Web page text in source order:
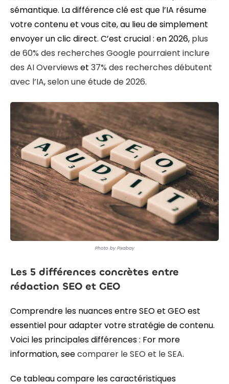
sémantique. La différence clé est que l’IA résume
votre contenu et vous cite, au lieu de simplement
envoyer un clic direct. C’est crucial : en 2026, plus
de 60% des recherches Google pourraient inclure
des AI Overviews et 37% des recherches débutent
avec l’IA,selon une étude de 2026.
Photo by Pixabay
Les 5 différences concrètes entre
rédaction SEO et GEO
Comprendre les nuances entre SEO et GEO est
essentiel pour adapter votre stratégie de contenu.
Voici les principales différences : For more
information, seecomparer le SEO et le SEA.
Ce tableau compare les caractéristiques